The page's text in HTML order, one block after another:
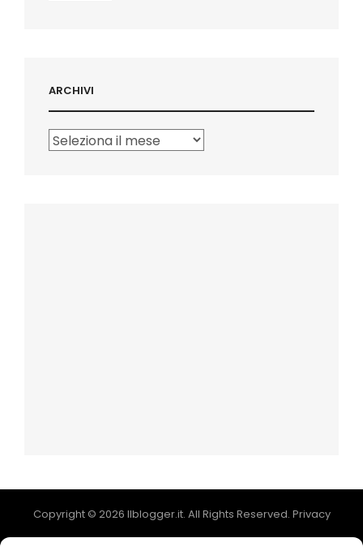
ARCHIVI
Archivi
Copyright © 2026 Ilblogger.it. All Rights Reserved. Privacy
Catch Mag byCatch Themes